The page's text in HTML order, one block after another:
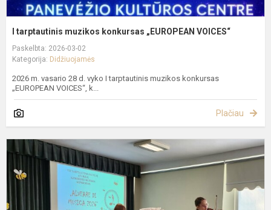
I tarptautinis muzikos konkursas „EUROPEAN VOICES“
Paskelbta: 2026-03-02
Kategorija: Didžiuojamės
2026 m. vasario 28 d. vyko I tarptautinis muzikos konkursas
„EUROPEAN VOICES“, k...
Plačiau